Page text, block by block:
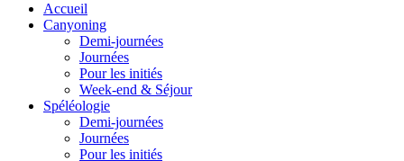
Accueil
Canyoning
Demi-journées
Journées
Pour les initiés
Week-end & Séjour
Spéléologie
Demi-journées
Journées
Pour les initiés